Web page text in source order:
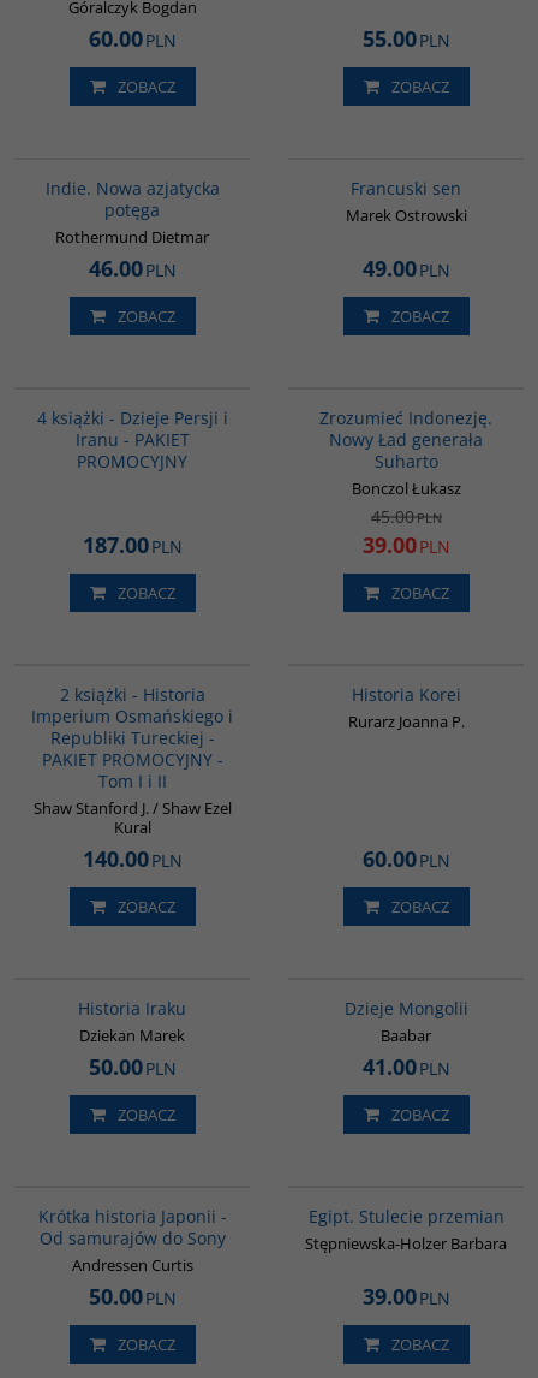
Góralczyk Bogdan
60.00PLN
ZOBACZ
55.00PLN
ZOBACZ
Indie. Nowa azjatycka
potęga
Rothermund Dietmar
46.00PLN
ZOBACZ
Francuski sen
Marek Ostrowski
49.00PLN
ZOBACZ
4 książki - Dzieje Persji i
Iranu - PAKIET
PROMOCYJNY
187.00PLN
ZOBACZ
Zrozumieć Indonezję.
Nowy Ład generała
Suharto
Bonczol Łukasz
45.00PLN
39.00PLN
ZOBACZ
2 książki - Historia
Imperium Osmańskiego i
Republiki Tureckiej -
PAKIET PROMOCYJNY -
Tom I i II
Shaw Stanford J. / Shaw Ezel
Kural
140.00PLN
ZOBACZ
Historia Korei
Rurarz Joanna P.
60.00PLN
ZOBACZ
Historia Iraku
Dziekan Marek
50.00PLN
ZOBACZ
Dzieje Mongolii
Baabar
41.00PLN
ZOBACZ
Krótka historia Japonii -
Od samurajów do Sony
Andressen Curtis
50.00PLN
ZOBACZ
Egipt. Stulecie przemian
Stępniewska-Holzer Barbara
39.00PLN
ZOBACZ